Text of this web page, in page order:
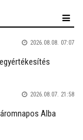
2026.08.08. 07:07
2026.08.07. 21:58
Alba